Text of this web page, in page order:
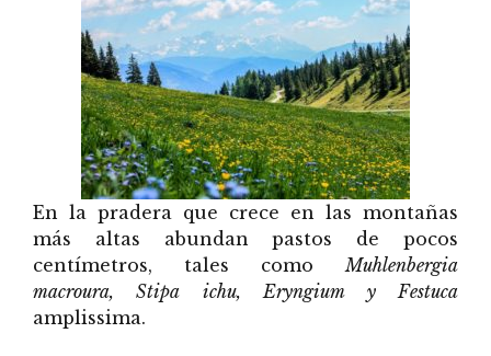
En la pradera que crece en las montañas
más altas abundan pastos de pocos
centímetros, tales comoMuhlenbergia
macroura, Stipa ichu, Eryngium y Festuca
amplissima.